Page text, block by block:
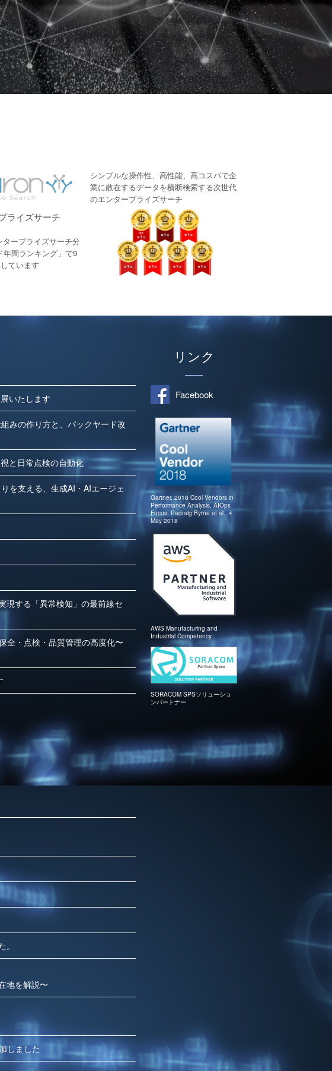
ライズサーチ
シンプルな操作性、高性能、高コスパで企
業に散在するデータを横断検索する次世代
のエンタープライズサーチ
タープライズサーチ分
年間ランキング」で9
ています
いたします
みの作り方と、バックヤード改
と日常点検の自動化
を支える、生成AI・AIエージェ
現する「異常検知」の最前線セ
全・点検・品質管理の高度化〜
地を解説〜
しました
リンク
Facebook
Gartner, 2018 Cool Vendors in
Performance Analysis, AIOps
Focus, Padraig Byrne et al., 4
May 2018
AWS Manufacturing and
Industrial Competency
SORACOM SPSソリューショ
ンパートナー